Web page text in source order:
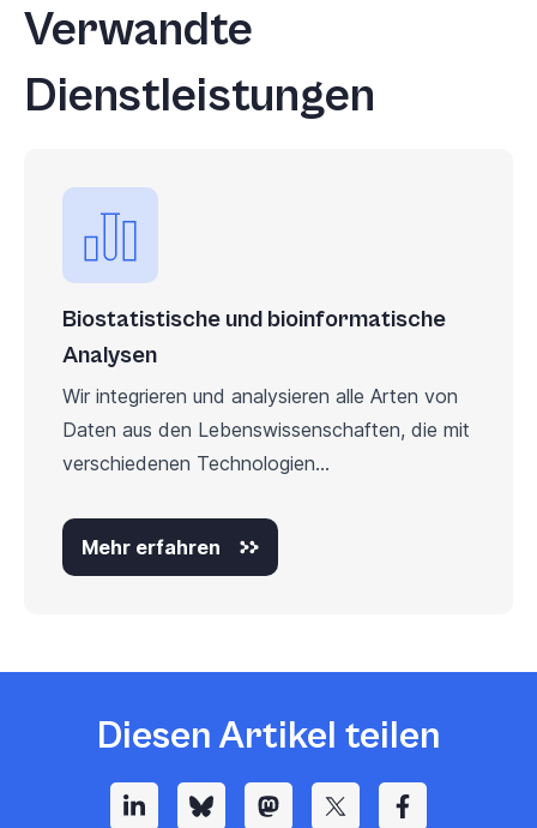
Verwandte
Dienstleistungen
Biostatistische und bioinformatische
Analysen
Wir integrieren und analysieren alle Arten von
Daten aus den Lebenswissenschaften, die mit
verschiedenen Technologien...
Mehr erfahren
Diesen Artikel teilen